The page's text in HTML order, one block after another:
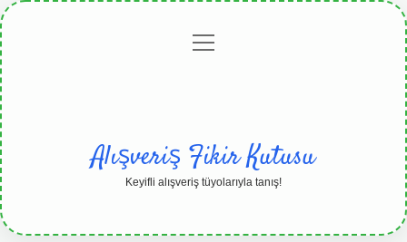
Gizlilikmenüyü
Alışveriş Fikir Kutusu
Keyifli alışveriş tüyolarıyla tanış!